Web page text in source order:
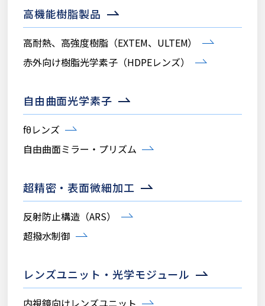
高機能樹脂製品
高耐熱、高強度樹脂（EXTEM、ULTEM）
赤外向け樹脂光学素子（HDPEレンズ）
自由曲面光学素子
fθレンズ
自由曲面ミラー・プリズム
超精密・表面微細加工
反射防止構造（ARS）
超撥水制御
レンズユニット・光学モジュール
内視鏡向けレンズユニット